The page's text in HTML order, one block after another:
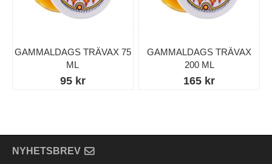
GAMMALDAGS TRÄVAX 75
ML
95 kr
GAMMALDAGS TRÄVAX
200 ML
165 kr
NYHETSBREV